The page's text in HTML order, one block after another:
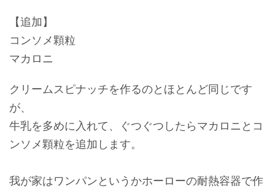
【追加】
コンソメ顆粒
マカロニ
クリームスピナッチを作るのとほとんど同じです
が、
牛乳を多めに入れて、ぐつぐつしたらマカロニとコ
ンソメ顆粒を追加します。
我が家はワンパンというかホーローの耐熱容器で作